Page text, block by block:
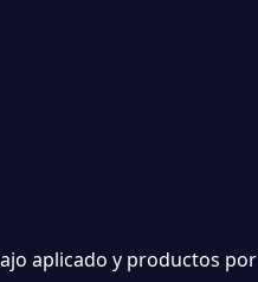
aplicado y productos por